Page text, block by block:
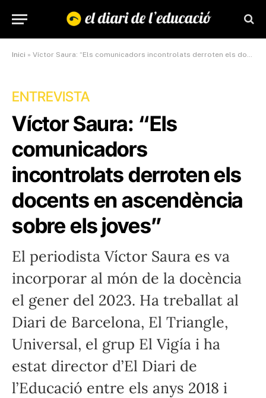
Inici » Víctor Saura: “Els comunicadors incontrolats derroten els docents en ascendència sobre els joves”
ENTREVISTA
Víctor Saura: “Els
comunicadors
incontrolats derroten els
docents en ascendència
sobre els joves”
El periodista Víctor Saura es va
incorporar al món de la docència
el gener del 2023. Ha treballat al
Diari de Barcelona, El Triangle,
Universal, el grup El Vigía i ha
estat director d’El Diari de
l’Educació entre els anys 2018 i